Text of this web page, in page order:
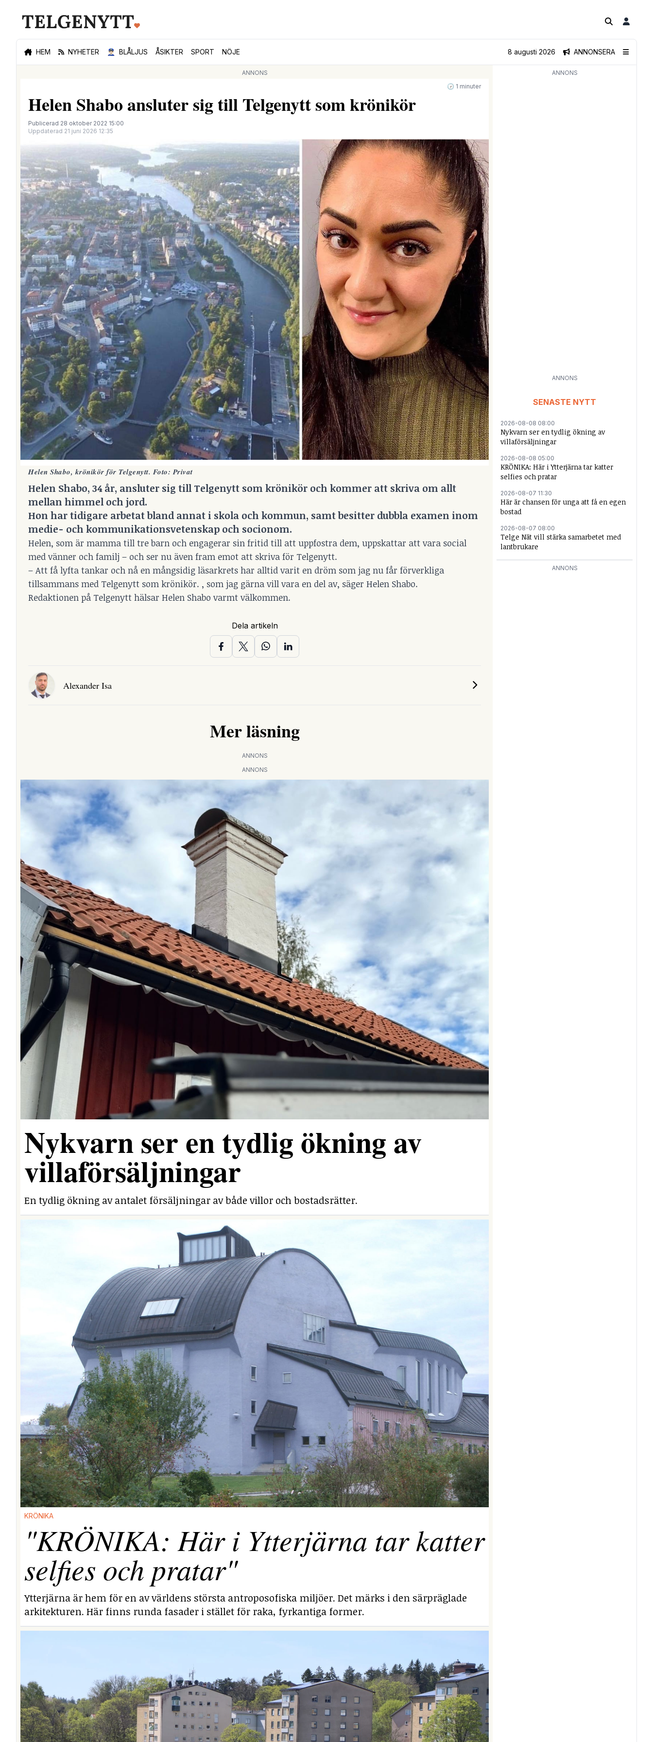
HEM NYHETER 👮🏻‍♂️ BLÅLJUS ÅSIKTER SPORT NÖJE ANNONSERA
8 augusti 2026
ANNONS
🕝 1 minuter
Helen Shabo ansluter sig till Telgenytt som krönikör
Publicerad 28 oktober 2022 15:00
Uppdaterad 21 juni 2026 12:35
Helen Shabo, krönikör för Telgenytt. Foto: Privat
Helen Shabo, 34 år, ansluter sig till Telgenytt som krönikör och kommer att skriva om allt
mellan himmel och jord.
Hon har tidigare arbetat bland annat i skola och kommun, samt besitter dubbla examen inom
medie- och kommunikationsvetenskap och socionom.
Helen, som är mamma till tre barn och engagerar sin fritid till att uppfostra dem, uppskattar att vara social
med vänner och familj – och ser nu även fram emot att skriva för Telgenytt.
– Att få lyfta tankar och nå en mångsidig läsarkrets har alltid varit en dröm som jag nu får förverkliga
tillsammans med Telgenytt som krönikör. , som jag gärna vill vara en del av, säger Helen Shabo.
Redaktionen på Telgenytt hälsar Helen Shabo varmt välkommen.
Dela artikeln
Alexander Isa
Mer läsning
ANNONS
ANNONS
Nykvarn ser en tydlig ökning av
villaförsäljningar
En tydlig ökning av antalet försäljningar av både villor och bostadsrätter.
KRÖNIKA
"KRÖNIKA: Här i Ytterjärna tar katter
selfies och pratar"
Ytterjärna är hem för en av världens största antroposofiska miljöer. Det märks i den särpräglade
arkitekturen. Här finns runda fasader i stället för raka, fyrkantiga former.
ANNONS
ANNONS
SENASTE NYTT
2026-08-08 08:00
Nykvarn ser en tydlig ökning av
villaförsäljningar
2026-08-08 05:00
KRÖNIKA: Här i Ytterjärna tar katter
selfies och pratar
2026-08-07 11:30
Här är chansen för unga att få en egen
bostad
2026-08-07 08:00
Telge Nät vill stärka samarbetet med
lantbrukare
ANNONS